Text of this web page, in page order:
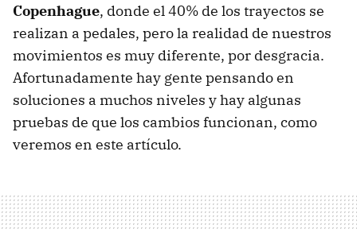
Copenhague, donde el 40% de los trayectos se
realizan a pedales, pero la realidad de nuestros
movimientos es muy diferente, por desgracia.
Afortunadamente hay gente pensando en
soluciones a muchos niveles y hay algunas
pruebas de que los cambios funcionan, como
veremos en este artículo.